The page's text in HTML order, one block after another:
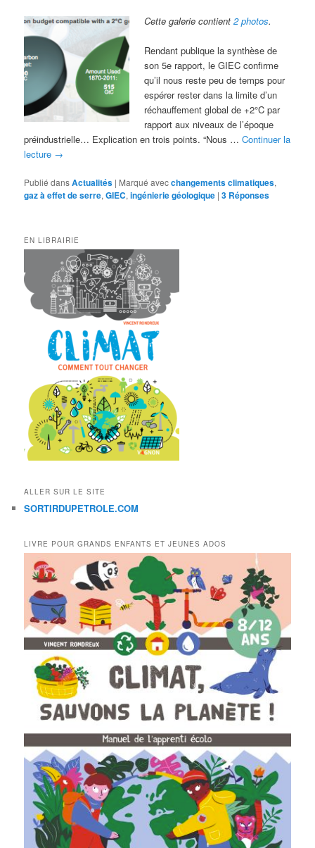
Cette galerie contient2 photos.
Rendant publique la synthèse de
son 5e rapport, le GIEC confirme
qu’il nous reste peu de temps pour
espérer rester dans la limite d’un
réchauffement global de +2°C par
rapport aux niveaux de l’époque
préindustrielle… Explication en trois points. “Nous …Continuer la
lecture →
Publié dansActualités | Marqué avecchangements climatiques,
gaz à effet de serre,GIEC,ingénierie géologique |3 Réponses
EN LIBRAIRIE
ALLER SUR LE SITE
SORTIRDUPETROLE.COM
LIVRE POUR GRANDS ENFANTS ET JEUNES ADOS